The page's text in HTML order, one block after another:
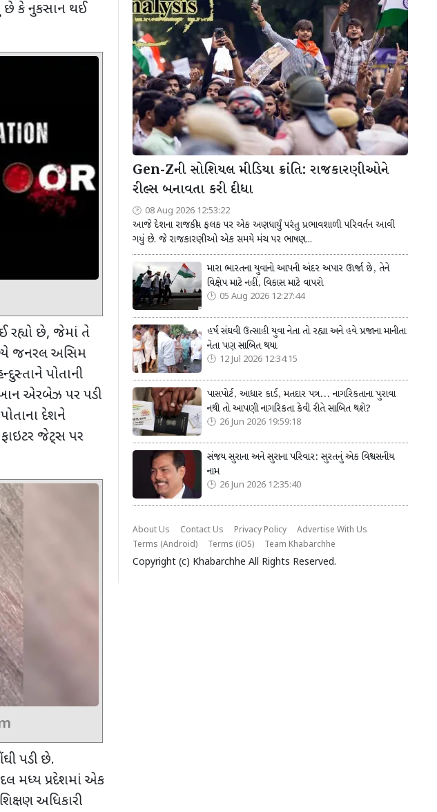
છે કે નુકસાન થઈ
રહ્યો છે, જેમાં તે
જનરલ અસિમ
પોતાની
એરબેઝ પર પડી
દેશને
ફાઇટર જેટ્સ પર
પડી છે.
મધ્ય પ્રદેશમાં એક
અધિકારી
Gen-Zની સોશિયલ મીડિયા ક્રાંતિ: રાજકારણીઓને
રીલ્સ બનાવતા કરી દીધા
08 Aug 2026 12:53:22
આજે દેશના રાજકીય ફલક પર એક અણધાર્યું પરંતુ પ્રભાવશાળી પરિવર્તન આવી
ગયું છે. જે રાજકારણીઓ એક સમયે મંચ પર ભાષણ...
મારા ભારતના યુવાનો આપની અંદર અપાર ઊર્જા છે, તેને
વિક્ષેપ માટે નહીં, વિકાસ માટે વાપરો
05 Aug 2026 12:27:44
હર્ષ સંઘવી ઉત્સાહી યુવા નેતા તો રહ્યા અને હવે પ્રજાના માનીતા
નેતા પણ સાબિત થયા
12 Jul 2026 12:34:15
પાસપોર્ટ, આધાર કાર્ડ, મતદાર પત્ર... નાગરિકતાના પુરાવા
નથી તો આપણી નાગરિકતા કેવી રીતે સાબિત થશે?
26 Jun 2026 19:59:18
સંજય સુરાના અને સુરાના પરિવાર: સુરતનું એક વિશ્વસનીય
નામ
26 Jun 2026 12:35:40
About Us Contact Us Privacy Policy
Advertise With Us
Terms (Android)
Terms (iOS) Team Khabarchhe
Copyright (c) Khabarchhe All Rights Reserved.